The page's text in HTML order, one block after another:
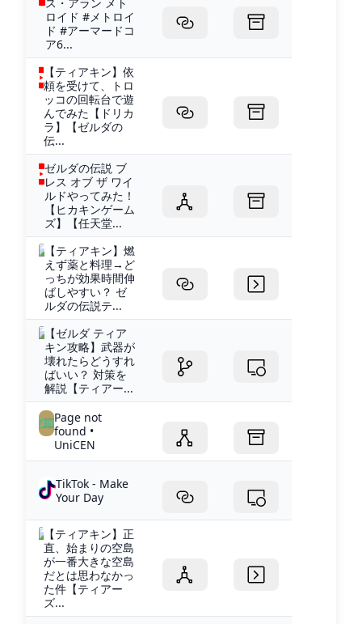
ロイド #メトロイ
ド #アーマードコ
ア6...
【ティアキン】依
頼を受けて、トロ
ッコの回転台で遊
んでみた【ドリカ
ラ】【ゼルダの
伝...
ゼルダの伝説 ブ
レス オブ ザ ワイ
ルドやってみた！
【ヒカキンゲーム
ズ】【任天堂...
【ティアキン】燃
えず薬と料理→ど
っちが効果時間伸
ばしやすい？ ゼ
ルダの伝説テ...
【ゼルダ ティア
キン攻略】武器が
壊れたらどうすれ
ばいい？ 対策を
解説【ティアー...
Page not
found •
UniCEN
TikTok - Make
Your Day
【ティアキン】正
直、始まりの空島
が一番大きな空島
だとは思わなかっ
た件【ティアー
ズ...